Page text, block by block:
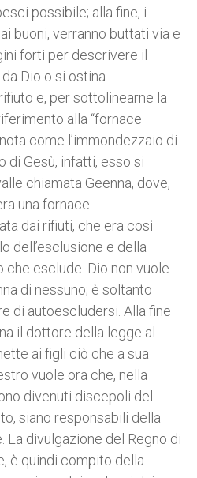
possibile; alla fine, i
buoni, verranno buttati via e
forti per descrivere il
Dio o si ostina
e, per sottolinearne la
alla “fornace
come l’immondezzaio di
di Gesù, infatti, esso si
chiamata Geenna, dove,
una fornace
dai rifiuti, che era così
dell’esclusione e della
che esclude. Dio non vuole
di nessuno; è soltanto
di autoescludersi. Alla fine
il dottore della legge al
ai figli ciò che a sua
vuole ora che, nella
divenuti discepoli del
siano responsabili della
divulgazione del Regno di
è quindi compito della